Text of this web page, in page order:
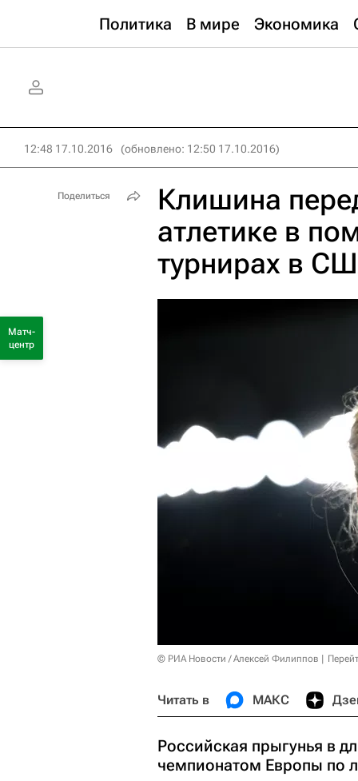
Политика В мире Экономика
12:48 17.10.2016 (обновлено: 12:50 17.10.2016)
Клишина
атлетике в
турнирах в
© РИА Новости / Алексей Филиппов
Читать в МАКС
Российская прыгунья в
чемпионатом Европы по
Поделиться
Матч-
центр